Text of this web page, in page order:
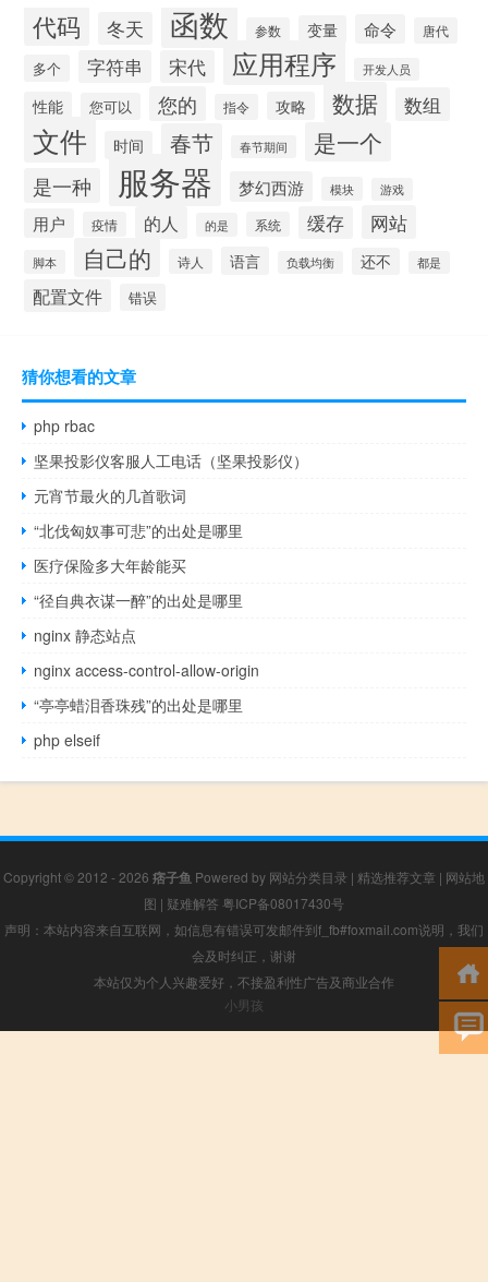
代码 冬天 函数 参数 变量 命令 唐代
多个 字符串 宋代 应用程序 开发人员
性能 您可以 您的 指令 攻略 数据 数组
文件 时间 春节 春节期间 是一个
是一种 服务器 梦幻西游 模块 游戏
用户 疫情 的人 的是 系统 缓存 网站
脚本 自己的 诗人 语言 负载均衡 还不 都是
配置文件 错误
猜你想看的文章
php rbac
坚果投影仪客服人工电话（坚果投影仪）
元宵节最火的几首歌词
“北伐匈奴事可悲”的出处是哪里
医疗保险多大年龄能买
“径自典衣谋一醉”的出处是哪里
nginx 静态站点
nginx access-control-allow-origin
“亭亭蜡泪香珠残”的出处是哪里
php elseif
Copyright © 2012 - 2026 痞子鱼 Powered by 网站分类目录 | 精选推荐文章 | 网站地
图 | 疑难解答 粤ICP备08017430号
声明：本站内容来自互联网，如信息有错误可发邮件到f_fb#foxmail.com说明，我们
会及时纠正，谢谢
本站仅为个人兴趣爱好，不接盈利性广告及商业合作
小男孩